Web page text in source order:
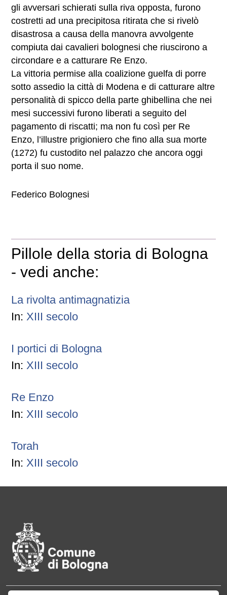
gli avversari schierati sulla riva opposta, furono
costretti ad una precipitosa ritirata che si rivelò
disastrosa a causa della manovra avvolgente
compiuta dai cavalieri bolognesi che riuscirono a
circondare e a catturare Re Enzo.
La vittoria permise alla coalizione guelfa di porre
sotto assedio la città di Modena e di catturare altre
personalità di spicco della parte ghibellina che nei
mesi successivi furono liberati a seguito del
pagamento di riscatti; ma non fu così per Re
Enzo, l’illustre prigioniero che fino alla sua morte
(1272) fu custodito nel palazzo che ancora oggi
porta il suo nome.
Federico Bolognesi
Pillole della storia di Bologna
- vedi anche:
La rivolta antimagnatizia
In: XIII secolo
I portici di Bologna
In: XIII secolo
Re Enzo
In: XIII secolo
Torah
In: XIII secolo